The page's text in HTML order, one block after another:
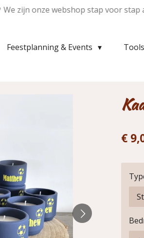
We zijn onze webshop stap voor
Feestplanning & Events
€